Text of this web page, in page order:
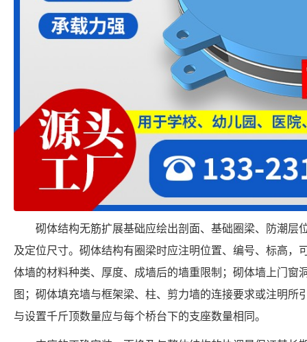
砌体结构无筋扩展基础应绘出剖面、基础圈梁、防潮层
及定位尺寸。砌体结构有圈梁时应注明位置、编号、标高，
体墙的材料种类、厚度、成墙后的墙重限制；砌体墙上门窗
图；砌体填充墙与框架梁、柱、剪力墙的连接要求或注明所
与设置千斤顶数量应与每个桥台下的支座数量相同。